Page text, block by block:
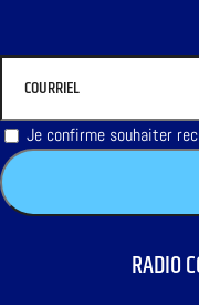
Je confirme souhaiter
RADIO